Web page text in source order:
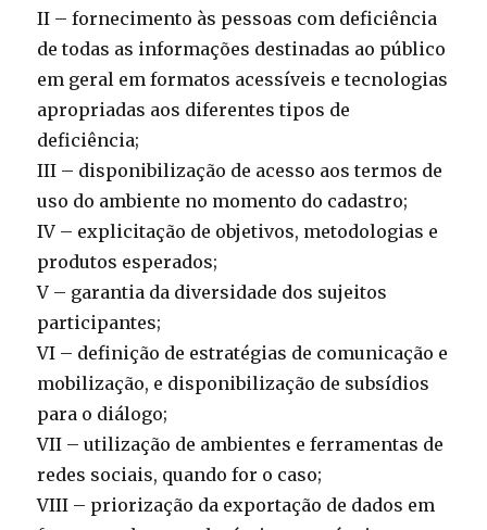
II – fornecimento às pessoas com deficiência
de todas as informações destinadas ao público
em geral em formatos acessíveis e tecnologias
apropriadas aos diferentes tipos de
deficiência;
III – disponibilização de acesso aos termos de
uso do ambiente no momento do cadastro;
IV – explicitação de objetivos, metodologias e
produtos esperados;
V – garantia da diversidade dos sujeitos
participantes;
VI – definição de estratégias de comunicação e
mobilização, e disponibilização de subsídios
para o diálogo;
VII – utilização de ambientes e ferramentas de
redes sociais, quando for o caso;
VIII – priorização da exportação de dados em